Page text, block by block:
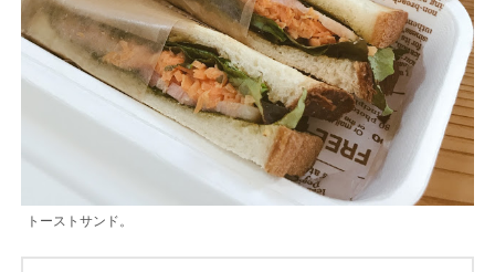
トーストサンド。